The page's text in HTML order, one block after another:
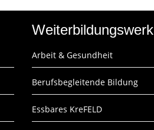
Weiterbildungswerk
Arbeit & Gesundheit
Berufsbegleitende Bildung
Essbares KreFELD